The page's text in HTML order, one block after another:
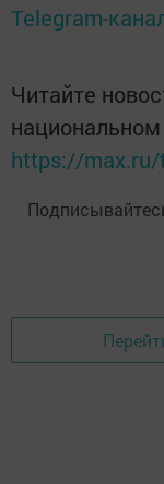
Telegram-
Читайте
https://